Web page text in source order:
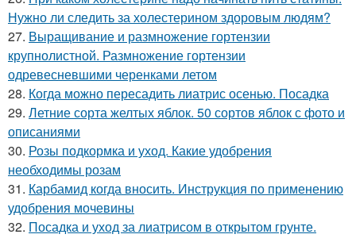
Нужно ли следить за холестерином здоровым людям?
27. Выращивание и размножение гортензии
крупнолистной. Размножение гортензии
одревесневшими черенками летом
28. Когда можно пересадить лиатрис осенью. Посадка
29. Летние сорта желтых яблок. 50 сортов яблок с фото и
описаниями
30. Розы подкормка и уход. Какие удобрения
необходимы розам
31. Карбамид когда вносить. Инструкция по применению
удобрения мочевины
32. Посадка и уход за лиатрисом в открытом грунте.